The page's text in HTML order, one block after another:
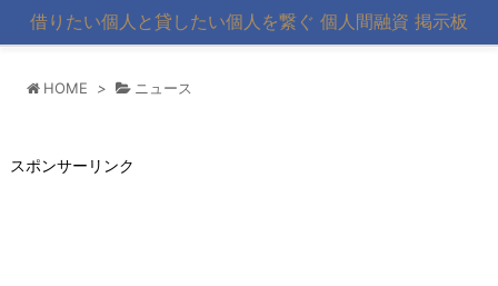
借りたい個人と貸したい個人を繋ぐ 個人間融資 掲示板
HOME > ニュース
スポンサーリンク